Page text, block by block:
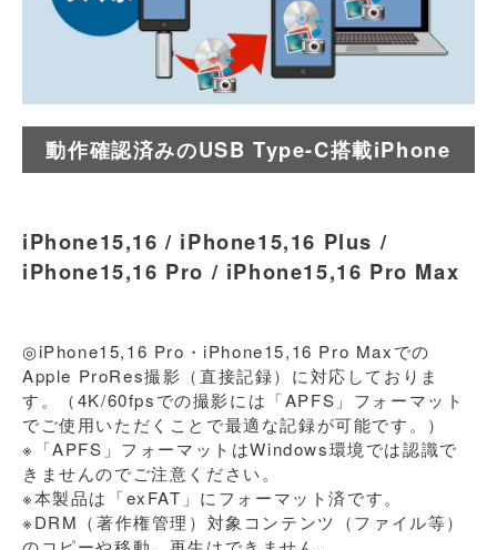
動作確認済みのUSB Type-C搭載iPhone
iPhone15,16 / iPhone15,16 Plus /
iPhone15,16 Pro / iPhone15,16 Pro Max
◎iPhone15,16 Pro・iPhone15,16 Pro Maxでの
Apple ProRes撮影（直接記録）に対応しておりま
す。（4K/60fpsでの撮影には「APFS」フォーマット
でご使用いただくことで最適な記録が可能です。）
※「APFS」フォーマットはWindows環境では認識で
きませんのでご注意ください。
※本製品は「exFAT」にフォーマット済です。
※DRM（著作権管理）対象コンテンツ（ファイル等）